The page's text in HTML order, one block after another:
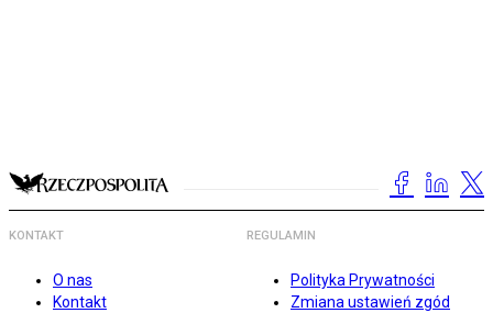
KONTAKT
O nas
Kontakt
REGULAMIN
Polityka Prywatności
Zmiana ustawień zgód